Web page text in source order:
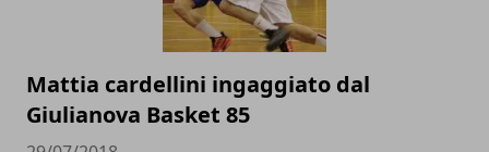
Mattia cardellini ingaggiato dal
Giulianova Basket 85